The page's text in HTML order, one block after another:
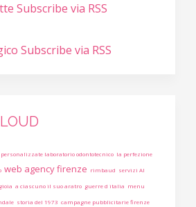
Subscribe via RSS
Subscribe via RSS
personalizzate laboratorio odontotecnico la perfezione
web agency firenze rimbaud servizi AI
a ciascuno il suo aratro guerre d italia menu
storia del 1973 campagne pubblicitarie firenze